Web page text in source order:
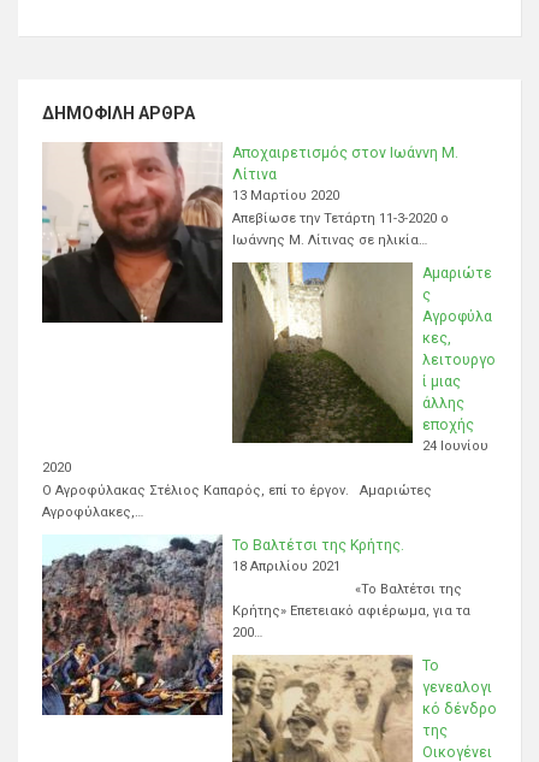
ΔΗΜΟΦΙΛΉ ΆΡΘΡΑ
Αποχαιρετισμός στον Ιωάννη Μ.
Λίτινα
13 Μαρτίου 2020
Απεβίωσε την Τετάρτη 11-3-2020 ο
Ιωάννης Μ. Λίτινας σε ηλικία…
Αμαριώτε
ς
Αγροφύλα
κες,
λειτουργο
ί μιας
άλλης
εποχής
24 Ιουνίου
2020
Ο Αγροφύλακας Στέλιος Καπαρός, επί το έργον. Αμαριώτες
Αγροφύλακες,…
Το Βαλτέτσι της Κρήτης.
18 Απριλίου 2021
«Το Βαλτέτσι της
Κρήτης» Επετειακό αφιέρωμα, για τα
200…
Το
γενεαλογι
κό δένδρο
της
Οικογένει